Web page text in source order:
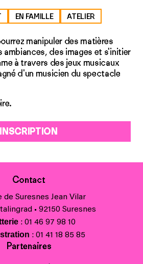
EN FAMILLE ATELIER
manipuler des matières
ambiances, des images et s'initier
à travers des jeux musicaux
d'un musicien du spectacle
INSCRIPTION
Contact
de Suresnes Jean Vilar
• 92150 Suresnes
: 01 46 97 98 10
: 01 41 18 85 85
Partenaires